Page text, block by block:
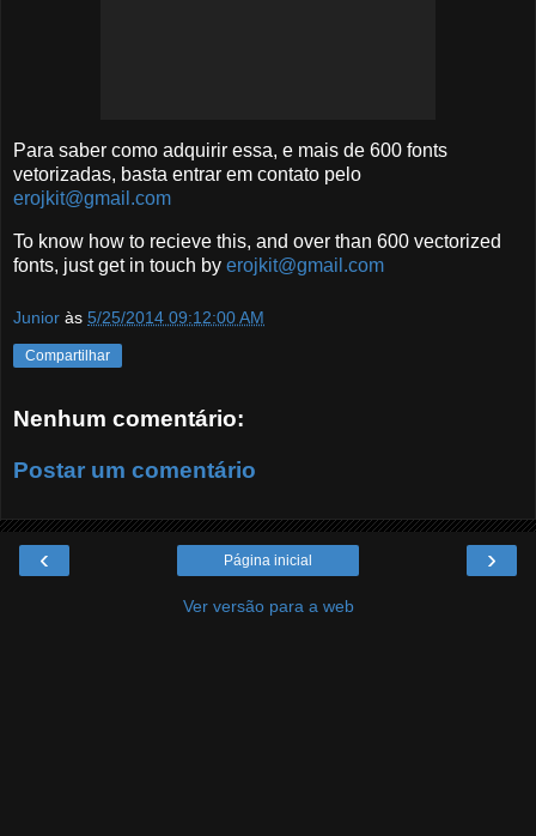
Para saber como adquirir essa, e mais de 600 fonts
vetorizadas, basta entrar em contato pelo
erojkit@gmail.com
To know how to recieve this, and over than 600 vectorized
fonts, just get in touch by erojkit@gmail.com
Junior às 5/25/2014 09:12:00 AM
Compartilhar
Nenhum comentário:
Postar um comentário
‹ ›
Página inicial
Ver versão para a web